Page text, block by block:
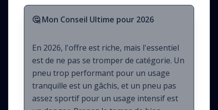
🤔 Mon Conseil Ultime pour 2026
En 2026, l'offre est riche, mais l'essentiel
est de ne pas se tromper de catégorie. Un
pneu trop performant pour un usage
tranquille est un gâchis, et un pneu pas
assez sportif pour un usage intensif est